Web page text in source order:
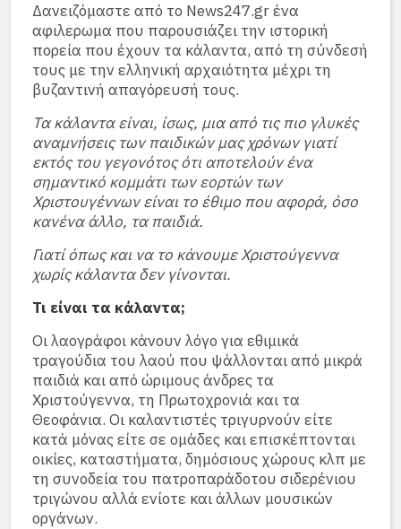
Δανειζόμαστε από το News247.gr ένα
αφιλερωμα που παρουσιάζει την ιστορική
πορεία που έχουν τα κάλαντα, από τη σύνδεσή
τους με την ελληνική αρχαιότητα μέχρι τη
βυζαντινή απαγόρευσή τους.
Τα κάλαντα είναι, ίσως, μια από τις πιο γλυκές
αναμνήσεις των παιδικών μας χρόνων γιατί
εκτός του γεγονότος ότι αποτελούν ένα
σημαντικό κομμάτι των εορτών των
Χριστουγέννων είναι το έθιμο που αφορά, όσο
κανένα άλλο, τα παιδιά.
Γιατί όπως και να το κάνουμε Χριστούγεννα
χωρίς κάλαντα δεν γίνονται.
Τι είναι τα κάλαντα;
Οι λαογράφοι κάνουν λόγο για εθιμικά
τραγούδια του λαού που ψάλλονται από μικρά
παιδιά και από ώριμους άνδρες τα
Χριστούγεννα, τη Πρωτοχρονιά και τα
Θεοφάνια. Οι καλαντιστές τριγυρνούν είτε
κατά μόνας είτε σε ομάδες και επισκέπτονται
οικίες, καταστήματα, δημόσιους χώρους κλπ με
τη συνοδεία του πατροπαράδοτου σιδερένιου
τριγώνου αλλά ενίοτε και άλλων μουσικών
οργάνων.